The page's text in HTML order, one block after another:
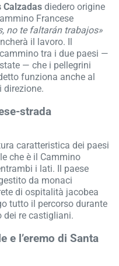
Calzadas diedero origine
Francese
no te faltarán trabajos»
il lavoro. Il
tra i due paesi —
— che i pellegrini
funziona anche al
direzione.
strada
caratteristica dei paesi
che è il Cammino
i lati. Il paese
da monaci
di ospitalità jacobea
tutto il percorso durante
dei re castigliani.
e l’eremo di Santa